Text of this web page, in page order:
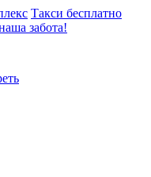
Такси бесплатно
забота!